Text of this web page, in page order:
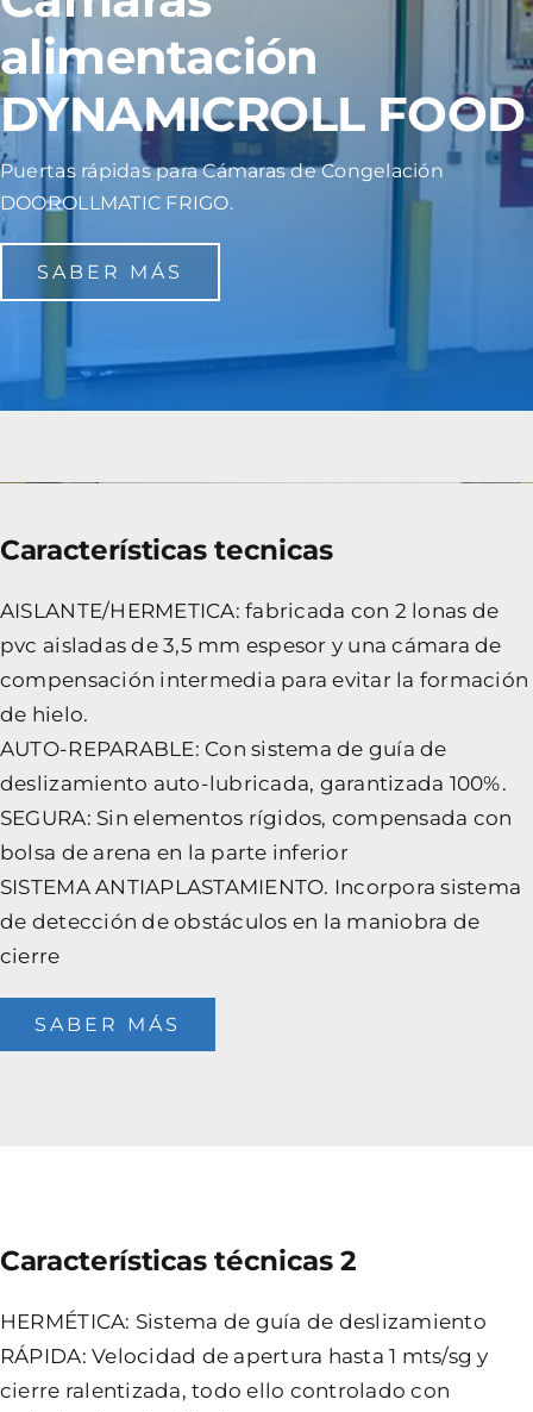
Contacto
alimentación
DYNAMICROLL FOOD
Puertas rápidas para Cámaras de Congelación
DOOROLLMATIC FRIGO.
SABER MÁS
Características tecnicas
AISLANTE/HERMETICA: fabricada con 2 lonas de
pvc aisladas de 3,5 mm espesor y una cámara de
compensación intermedia para evitar la formación
de hielo.
AUTO-REPARABLE: Con sistema de guía de
deslizamiento auto-lubricada, garantizada 100%.
SEGURA: Sin elementos rígidos, compensada con
bolsa de arena en la parte inferior
SISTEMA ANTIAPLASTAMIENTO. Incorpora sistema
de detección de obstáculos en la maniobra de
cierre
SABER MÁS
Características técnicas 2
HERMÉTICA: Sistema de guía de deslizamiento
RÁPIDA: Velocidad de apertura hasta 1 mts/sg y
cierre ralentizada, todo ello controlado con